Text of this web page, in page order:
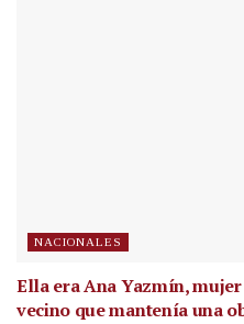
NACIONALES
Ella era Ana Yazmín,
vecino que mantenía una